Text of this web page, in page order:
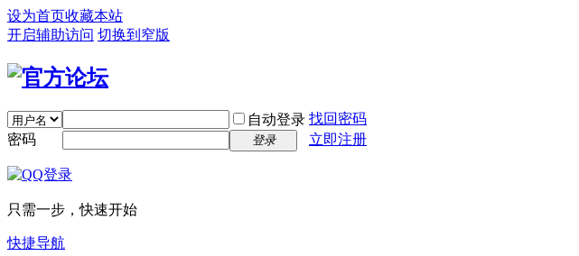
设为首页收藏本站
开启辅助访问 切换到窄版
自动登录 找回密码
密码
登录 立即注册
只需一步，快速开始
快捷导航